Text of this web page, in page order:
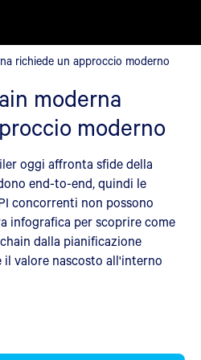
un approccio moderno
richiede un approccio moderno
moderna
moderno
oggi affronta sfide della
end-to-end, quindi le
concorrenti non possono
infografica per scoprire come
dalla pianificazione
il valore nascosto all'interno